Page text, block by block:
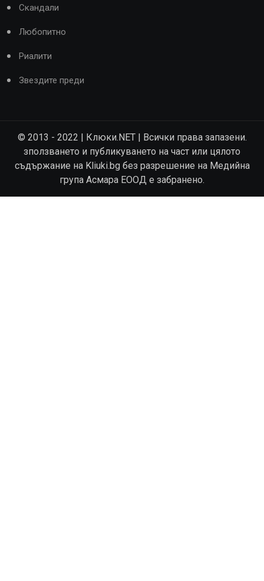
Скандали
Любопитно
Риалити
Звездите преди
© 2013 - 2022 | Клюки.NET | Всички права запазени.
зползването и публикуването на част или цялото
съдържание на Kliuki.bg без разрешение на Медийна
група Асмара ЕООД е забранено.